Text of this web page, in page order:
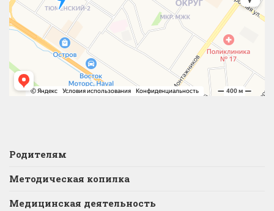
Родителям
Методическая копилка
Медицинская деятельность